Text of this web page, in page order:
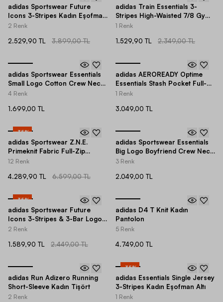
adidas Sportswear Future
Icons 3-Stripes Kadın Eşofman
Altı
2 Renk
2.529,90 TL 3.899,00 TL
adidas Train Essentials 3-
Stripes High-Waisted 7/8 Gym
& Training Kadın Tayt
1 Renk
1.529,90 TL 2.349,00 TL
adidas Sportswear Essentials
Small Logo Cotton Crew Neck
Short-Sleeve Kadın Tişört
4 Renk
1.699,00 TL
adidas AEROREADY Optime
Essentials Stash Pocket Full-
Length Gym & Training Kadın
1 Renk
3.049,00 TL
-35%
adidas Sportswear Z.N.E.
Primeknit Fabric Full-Zip
Hoodie Kadın Sweatshirt
12 Renk
4.289,90 TL 6.599,00 TL
adidas Sportswear Essentials
Big Logo Boyfriend Crew Nect
Short-Sleeve Kadın Tişört
3 Renk
2.049,00 TL
-35%
adidas Sportswear Future
Icons 3-Stripes & 3-Bar Logo
Detail Short-Sleeve Kadın
2 Renk
1.589,90 TL 2.449,00 TL
adidas D4 T Knit Kadın
Pantolon
5 Renk
4.749,00 TL
adidas Run Adizero Running
Short-Sleeve Kadın Tişört
2 Renk
-35%
adidas Essentials Single Jersey
3-Stripes Kadın Eşofman Altı
1 Renk